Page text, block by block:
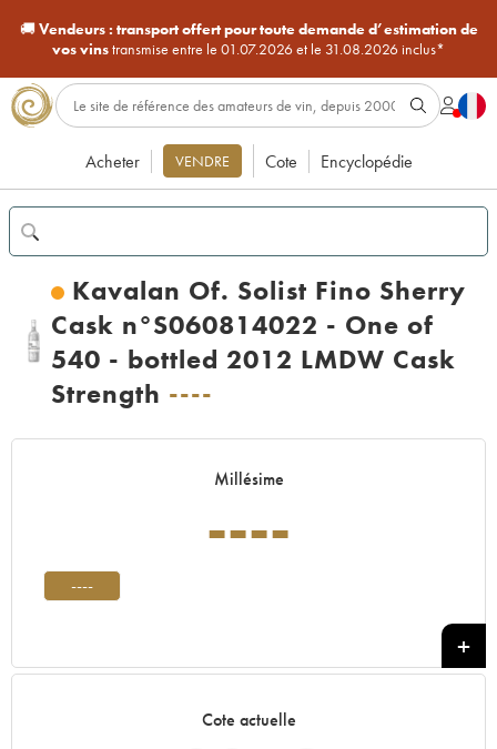
🚚Vendeurs : transport offert pour toute demande d’estimation de
vos vinstransmise entre le 01.07.2026 et le 31.08.2026 inclus*
Acheter VENDRE Cote Encyclopédie
Kavalan Of. Solist Fino Sherry
Cask n°S060814022 - One of
540 - bottled 2012 LMDW Cask
Strength ----
Millésime
----
----
Cote actuelle